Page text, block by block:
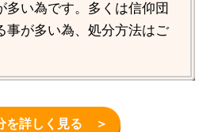
多い為です。多くは信仰団
事が多い為、処分方法はご
を詳しく見る ＞